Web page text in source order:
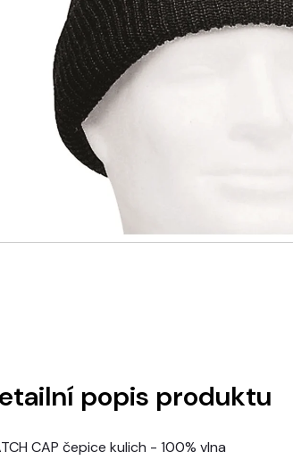
popis produktu
CAP čepice kulich - 100% vlna